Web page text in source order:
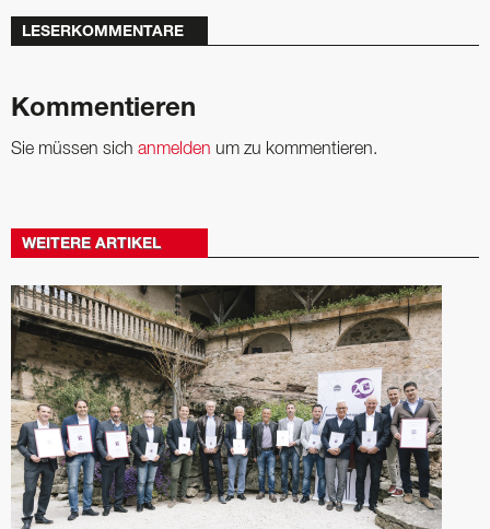
LESERKOMMENTARE
Kommentieren
Sie müssen sich anmelden um zu kommentieren.
WEITERE ARTIKEL